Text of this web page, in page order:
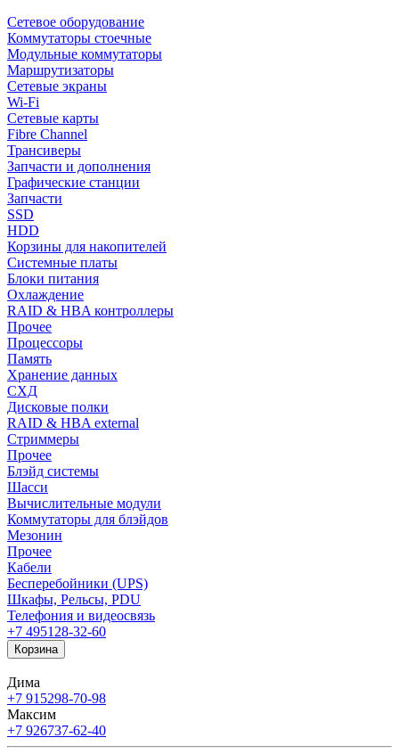
Сетевое оборудование
Коммутаторы стоечные
Модульные коммутаторы
Маршрутизаторы
Сетевые экраны
Wi-Fi
Сетевые карты
Fibre Channel
Трансиверы
Запчасти и дополнения
Графические станции
Запчасти
SSD
HDD
Корзины для накопителей
Системные платы
Блоки питания
Охлаждение
RAID & HBA контроллеры
Прочее
Процессоры
Память
Хранение данных
СХД
Дисковые полки
RAID & HBA external
Стриммеры
Прочее
Блэйд системы
Шасси
Вычислительные модули
Коммутаторы для блэйдов
Мезонин
Прочее
Кабели
Бесперебойники (UPS)
Шкафы, Рельсы, PDU
Телефония и видеосвязь
+7 495128-32-60
Корзина
Дима
+7 915298-70-98
Максим
+7 926737-62-40